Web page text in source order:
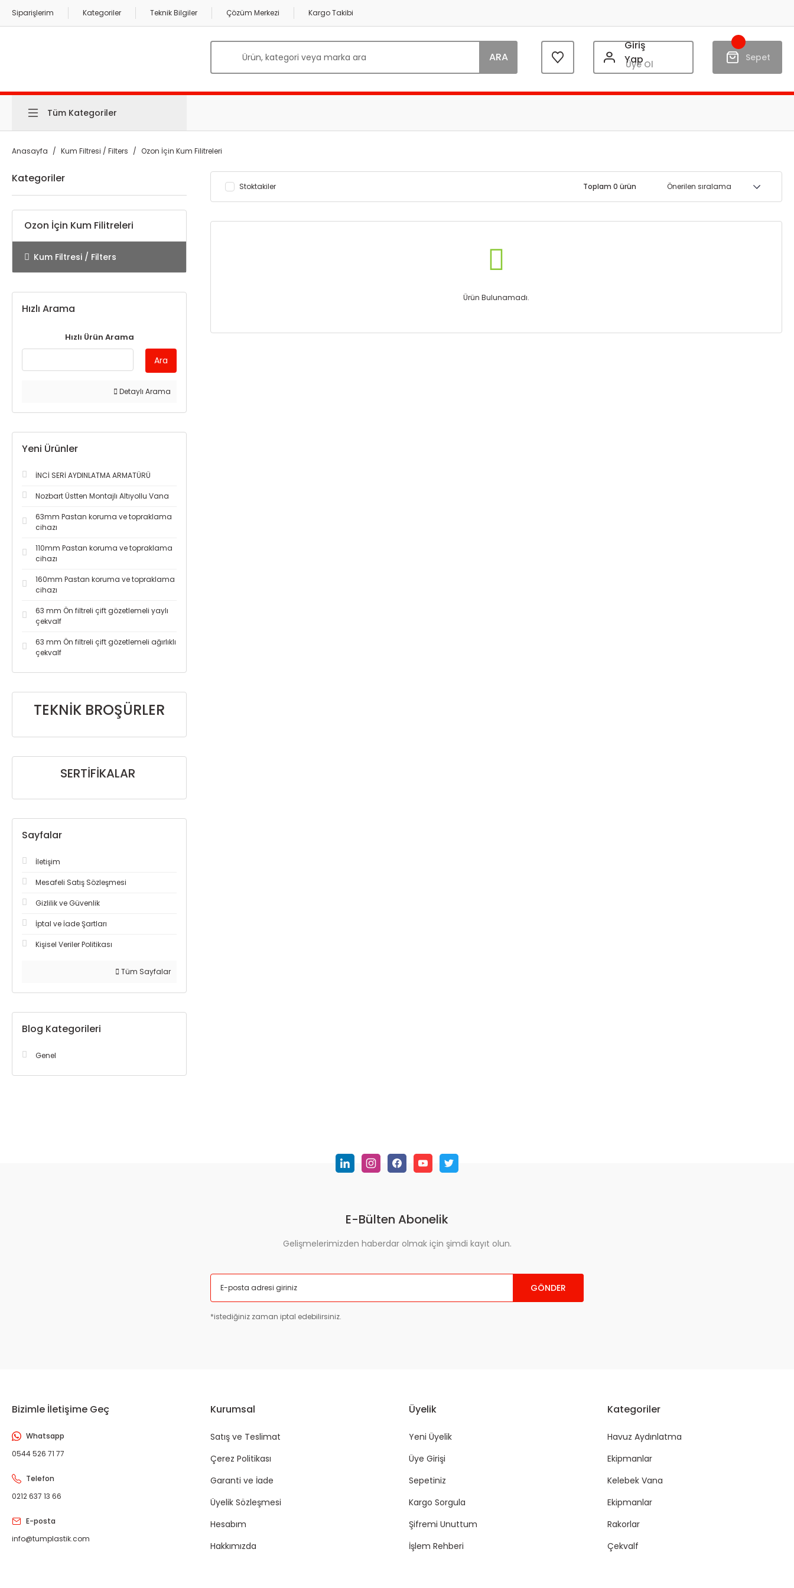
Siparişlerim Kategoriler Teknik Bilgiler Çözüm Merkezi Kargo Takibi
ARA
Giriş
Yap
Üye Ol
Sepet
Tüm Kategoriler
Anasayfa Kum Filtresi / Filters Ozon İçin Kum Filitreleri
Kategoriler
Ozon İçin Kum Filitreleri
Kum Filtresi / Filters
Hızlı Arama
Hızlı Ürün Arama
Ara
Detaylı Arama
Yeni Ürünler
İNCİ SERİ AYDINLATMA ARMATÜRÜ
Nozbart Üstten Montajlı Altıyollu Vana
63mm Pastan koruma ve topraklama
cihazı
110mm Pastan koruma ve topraklama
cihazı
160mm Pastan koruma ve topraklama
cihazı
63 mm Ön filtreli çift gözetlemeli yaylı
çekvalf
63 mm Ön filtreli çift gözetlemeli ağırlıklı
çekvalf
TEKNİK BROŞÜRLER
SERTİFİKALAR
Sayfalar
İletişim
Mesafeli Satış Sözleşmesi
Gizlilik ve Güvenlik
İptal ve İade Şartları
Kişisel Veriler Politikası
Tüm Sayfalar
Blog Kategorileri
Genel
Stoktakiler Toplam 0 ürün
Ürün Bulunamadı.
E-Bülten Abonelik
Gelişmelerimizden haberdar olmak için şimdi kayıt olun.
GÖNDER
*istediğiniz zaman iptal edebilirsiniz.
Bizimle İletişime Geç
Whatsapp
0544 526 71 77
Telefon
0212 637 13 66
E-posta
info@tumplastik.com
Kurumsal
Satış ve Teslimat
Çerez Politikası
Garanti ve İade
Üyelik Sözleşmesi
Hesabım
Hakkımızda
Üyelik
Yeni Üyelik
Üye Girişi
Sepetiniz
Kargo Sorgula
Şifremi Unuttum
İşlem Rehberi
Kategoriler
Havuz Aydınlatma
Ekipmanlar
Kelebek Vana
Ekipmanlar
Rakorlar
Çekvalf